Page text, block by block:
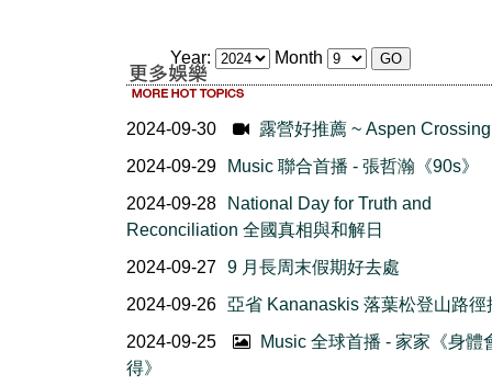
Year: Month
2024-09-30
露營好推薦 ~ Aspen Crossing
2024-09-29
Music 聯合首播 - 張哲瀚《90s》
2024-09-28
National Day for Truth and
Reconciliation 全國真相與和解日
2024-09-27 9 月長周末假期好去處
2024-09-26 亞省 Kananaskis 落葉松登山路徑
2024-09-25
Music 全球首播 - 家家《身體
得》